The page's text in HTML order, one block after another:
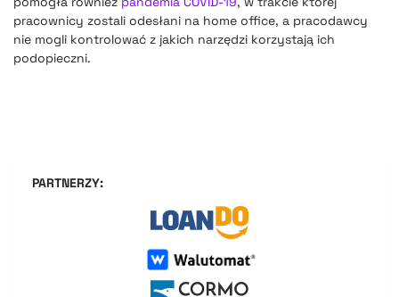
pracownicy zostali odesłani na home office, a pracodawcy
nie mogli kontrolować z jakich narzędzi korzystają ich
podopieczni.
PARTNERZY: